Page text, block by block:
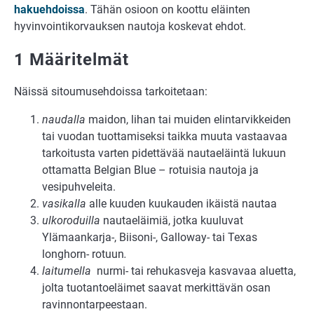
hakuehdoissa. Tähän osioon on koottu eläinten
hyvinvointikorvauksen nautoja koskevat ehdot.
1 Määritelmät
Näissä sitoumusehdoissa tarkoitetaan:
naudalla maidon, lihan tai muiden elintarvikkeiden
tai vuodan tuottamiseksi taikka muuta vastaavaa
tarkoitusta varten pidettävää nautaeläintä lukuun
ottamatta Belgian Blue – rotuisia nautoja ja
vesipuhveleita.
vasikalla alle kuuden kuukauden ikäistä nautaa
ulkoroduilla nautaeläimiä, jotka kuuluvat
Ylämaankarja-, Biisoni-, Galloway- tai Texas
longhorn- rotuun.
laitumella nurmi- tai rehukasveja kasvavaa aluetta,
jolta tuotantoeläimet saavat merkittävän osan
ravinnontarpeestaan.